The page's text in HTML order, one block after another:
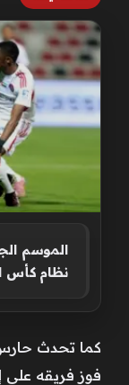
نظام كأس
كما تحدث حارس
فوز فريقه على